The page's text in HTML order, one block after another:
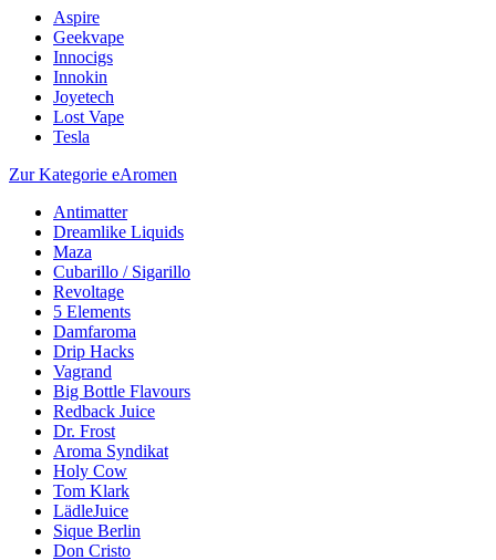
Aspire
Geekvape
Innocigs
Innokin
Joyetech
Lost Vape
Tesla
Zur Kategorie eAromen
Antimatter
Dreamlike Liquids
Maza
Cubarillo / Sigarillo
Revoltage
5 Elements
Damfaroma
Drip Hacks
Vagrand
Big Bottle Flavours
Redback Juice
Dr. Frost
Aroma Syndikat
Holy Cow
Tom Klark
LädleJuice
Sique Berlin
Don Cristo